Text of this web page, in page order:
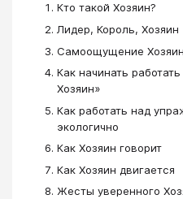
Кто такой Хозяин?
Лидер, Король, Хозяин
Самоощущение
Как начинать
Хозяин»
Как работать над
экологично
Как Хозяин говорит
Как Хозяин двигается
Жесты уверенного